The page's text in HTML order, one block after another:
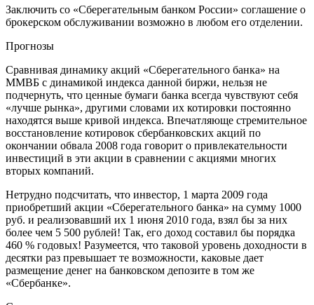
Заключить со «Сберегательным банком России» соглашение о
брокерском обслуживании возможно в любом его отделении.
Прогнозы
Сравнивая динамику акций «Сберегательного банка» на
ММВБ с динамикой индекса данной биржи, нельзя не
подчернуть, что ценные бумаги банка всегда чувствуют себя
«лучше рынка», другими словами их котировки постоянно
находятся выше кривой индекса. Впечатляюще стремительное
восстановление котировок сбербанковских акций по
окончании обвала 2008 года говорит о привлекательности
инвестиций в эти акции в сравнении с акциями многих
вторых компаний.
Нетрудно подсчитать, что инвестор, 1 марта 2009 года
приобретший акции «Сберегательного банка» на сумму 1000
руб. и реализовавший их 1 июня 2010 года, взял бы за них
более чем 5 500 рублей! Так, его доход составил бы порядка
460 % годовых! Разумеется, что таковой уровень доходности в
десятки раз превышает те возможности, каковые дает
размещение денег на банковском депозите в том же
«Сбербанке».